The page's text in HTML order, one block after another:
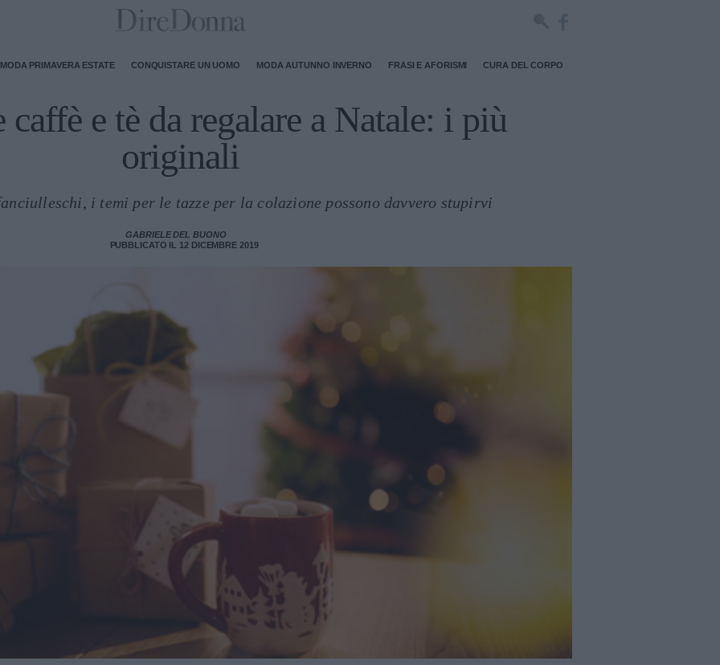
MODA PRIMAVERA ESTATE CONQUISTARE UN UOMO MODA AUTUNNO INVERNO FRASI E AFORISMI CURA DEL CORPO
caffè e tè da regalare a Natale: i più
originali
i temi per le tazze per la colazione possono davvero stupirvi
GABRIELE DEL BUONO
PUBBLICATO IL 12 DICEMBRE 2019